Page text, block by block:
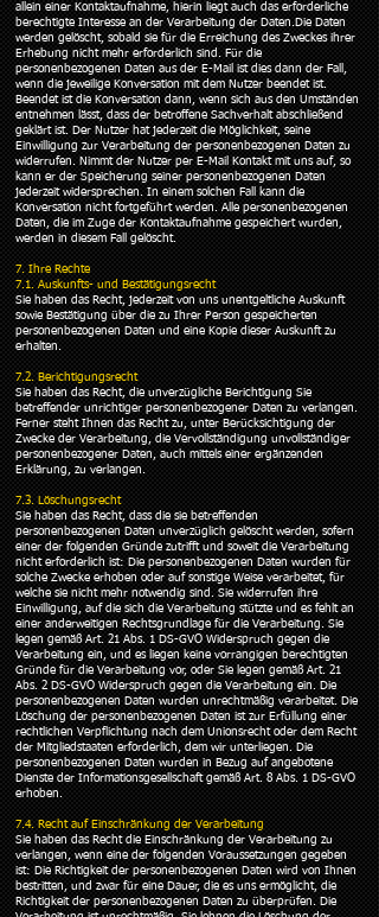
allein einer Kontaktaufnahme, hierin liegt auch das erforderliche
berechtigte Interesse an der Verarbeitung der Daten.Die Daten
werden gelöscht, sobald sie für die Erreichung des Zweckes ihrer
Erhebung nicht mehr erforderlich sind. Für die
personenbezogenen Daten aus der E-Mail ist dies dann der Fall,
wenn die jeweilige Konversation mit dem Nutzer beendet ist.
Beendet ist die Konversation dann, wenn sich aus den Umständen
entnehmen lässt, dass der betroffene Sachverhalt abschließend
geklärt ist. Der Nutzer hat jederzeit die Möglichkeit, seine
Einwilligung zur Verarbeitung der personenbezogenen Daten zu
widerrufen. Nimmt der Nutzer per E-Mail Kontakt mit uns auf, so
kann er der Speicherung seiner personenbezogenen Daten
jederzeit widersprechen. In einem solchen Fall kann die
Konversation nicht fortgeführt werden. Alle personenbezogenen
Daten, die im Zuge der Kontaktaufnahme gespeichert wurden,
werden in diesem Fall gelöscht.
7. Ihre Rechte
7.1. Auskunfts- und Bestätigungsrecht
Sie haben das Recht, jederzeit von uns unentgeltliche Auskunft
sowie Bestätigung über die zu Ihrer Person gespeicherten
personenbezogenen Daten und eine Kopie dieser Auskunft zu
erhalten.
7.2. Berichtigungsrecht
Sie haben das Recht, die unverzügliche Berichtigung Sie
betreffender unrichtiger personenbezogener Daten zu verlangen.
Ferner steht Ihnen das Recht zu, unter Berücksichtigung der
Zwecke der Verarbeitung, die Vervollständigung unvollständiger
personenbezogener Daten, auch mittels einer ergänzenden
Erklärung, zu verlangen.
7.3. Löschungsrecht
Sie haben das Recht, dass die sie betreffenden
personenbezogenen Daten unverzüglich gelöscht werden, sofern
einer der folgenden Gründe zutrifft und soweit die Verarbeitung
nicht erforderlich ist: Die personenbezogenen Daten wurden für
solche Zwecke erhoben oder auf sonstige Weise verarbeitet, für
welche sie nicht mehr notwendig sind. Sie widerrufen ihre
Einwilligung, auf die sich die Verarbeitung stützte und es fehlt an
einer anderweitigen Rechtsgrundlage für die Verarbeitung. Sie
legen gemäß Art. 21 Abs. 1 DS-GVO Widerspruch gegen die
Verarbeitung ein, und es liegen keine vorrangigen berechtigten
Gründe für die Verarbeitung vor, oder Sie legen gemäß Art. 21
Abs. 2 DS-GVO Widerspruch gegen die Verarbeitung ein. Die
personenbezogenen Daten wurden unrechtmäßig verarbeitet. Die
Löschung der personenbezogenen Daten ist zur Erfüllung einer
rechtlichen Verpflichtung nach dem Unionsrecht oder dem Recht
der Mitgliedstaaten erforderlich, dem wir unterliegen. Die
personenbezogenen Daten wurden in Bezug auf angebotene
Dienste der Informationsgesellschaft gemäß Art. 8 Abs. 1 DS-GVO
erhoben.
7.4. Recht auf Einschränkung der Verarbeitung
Sie haben das Recht die Einschränkung der Verarbeitung zu
verlangen, wenn eine der folgenden Voraussetzungen gegeben
ist: Die Richtigkeit der personenbezogenen Daten wird von Ihnen
bestritten, und zwar für eine Dauer, die es uns ermöglicht, die
Richtigkeit der personenbezogenen Daten zu überprüfen. Die